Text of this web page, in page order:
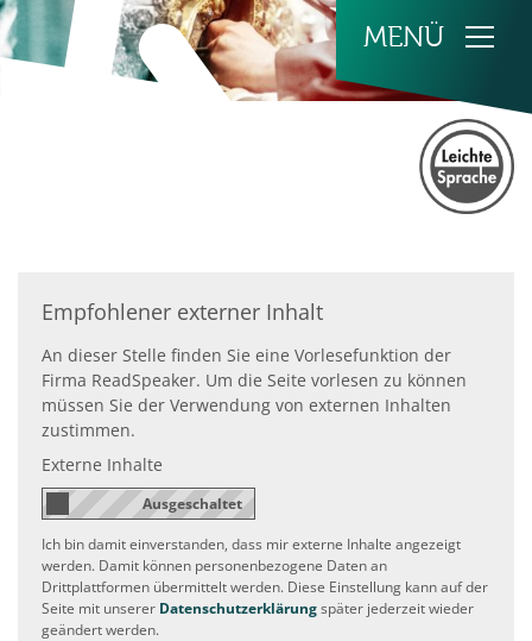
Zum Inhalt springen
Empfohlener externer Inhalt
An dieser Stelle finden Sie eine Vorlesefunktion der
Firma ReadSpeaker. Um die Seite vorlesen zu können
müssen Sie der Verwendung von externen Inhalten
zustimmen.
Externe Inhalte
Ich bin damit einverstanden, dass mir externe Inhalte angezeigt
werden. Damit können personenbezogene Daten an
Drittplattformen übermittelt werden. Diese Einstellung kann auf der
Seite mit unserer Datenschutzerklärungspäter jederzeit wieder
geändert werden.